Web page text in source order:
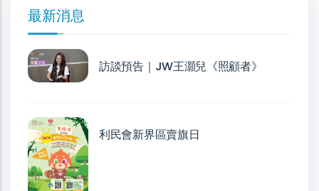
最新消息
訪談預告｜JW王灝兒《照顧者》
利民會新界區賣旗日